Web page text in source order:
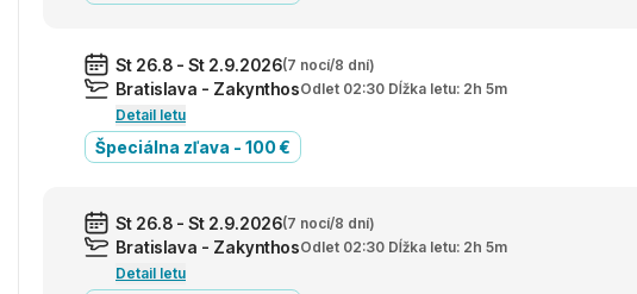
St 26.8 - St 2.9.2026(7 nocí/8 dní)
Bratislava - ZakynthosOdlet 02:30 Dĺžka letu: 2h 5m
Detail letu
Špeciálna zľava - 100 €
St 26.8 - St 2.9.2026(7 nocí/8 dní)
Bratislava - ZakynthosOdlet 02:30 Dĺžka letu: 2h 5m
Detail letu